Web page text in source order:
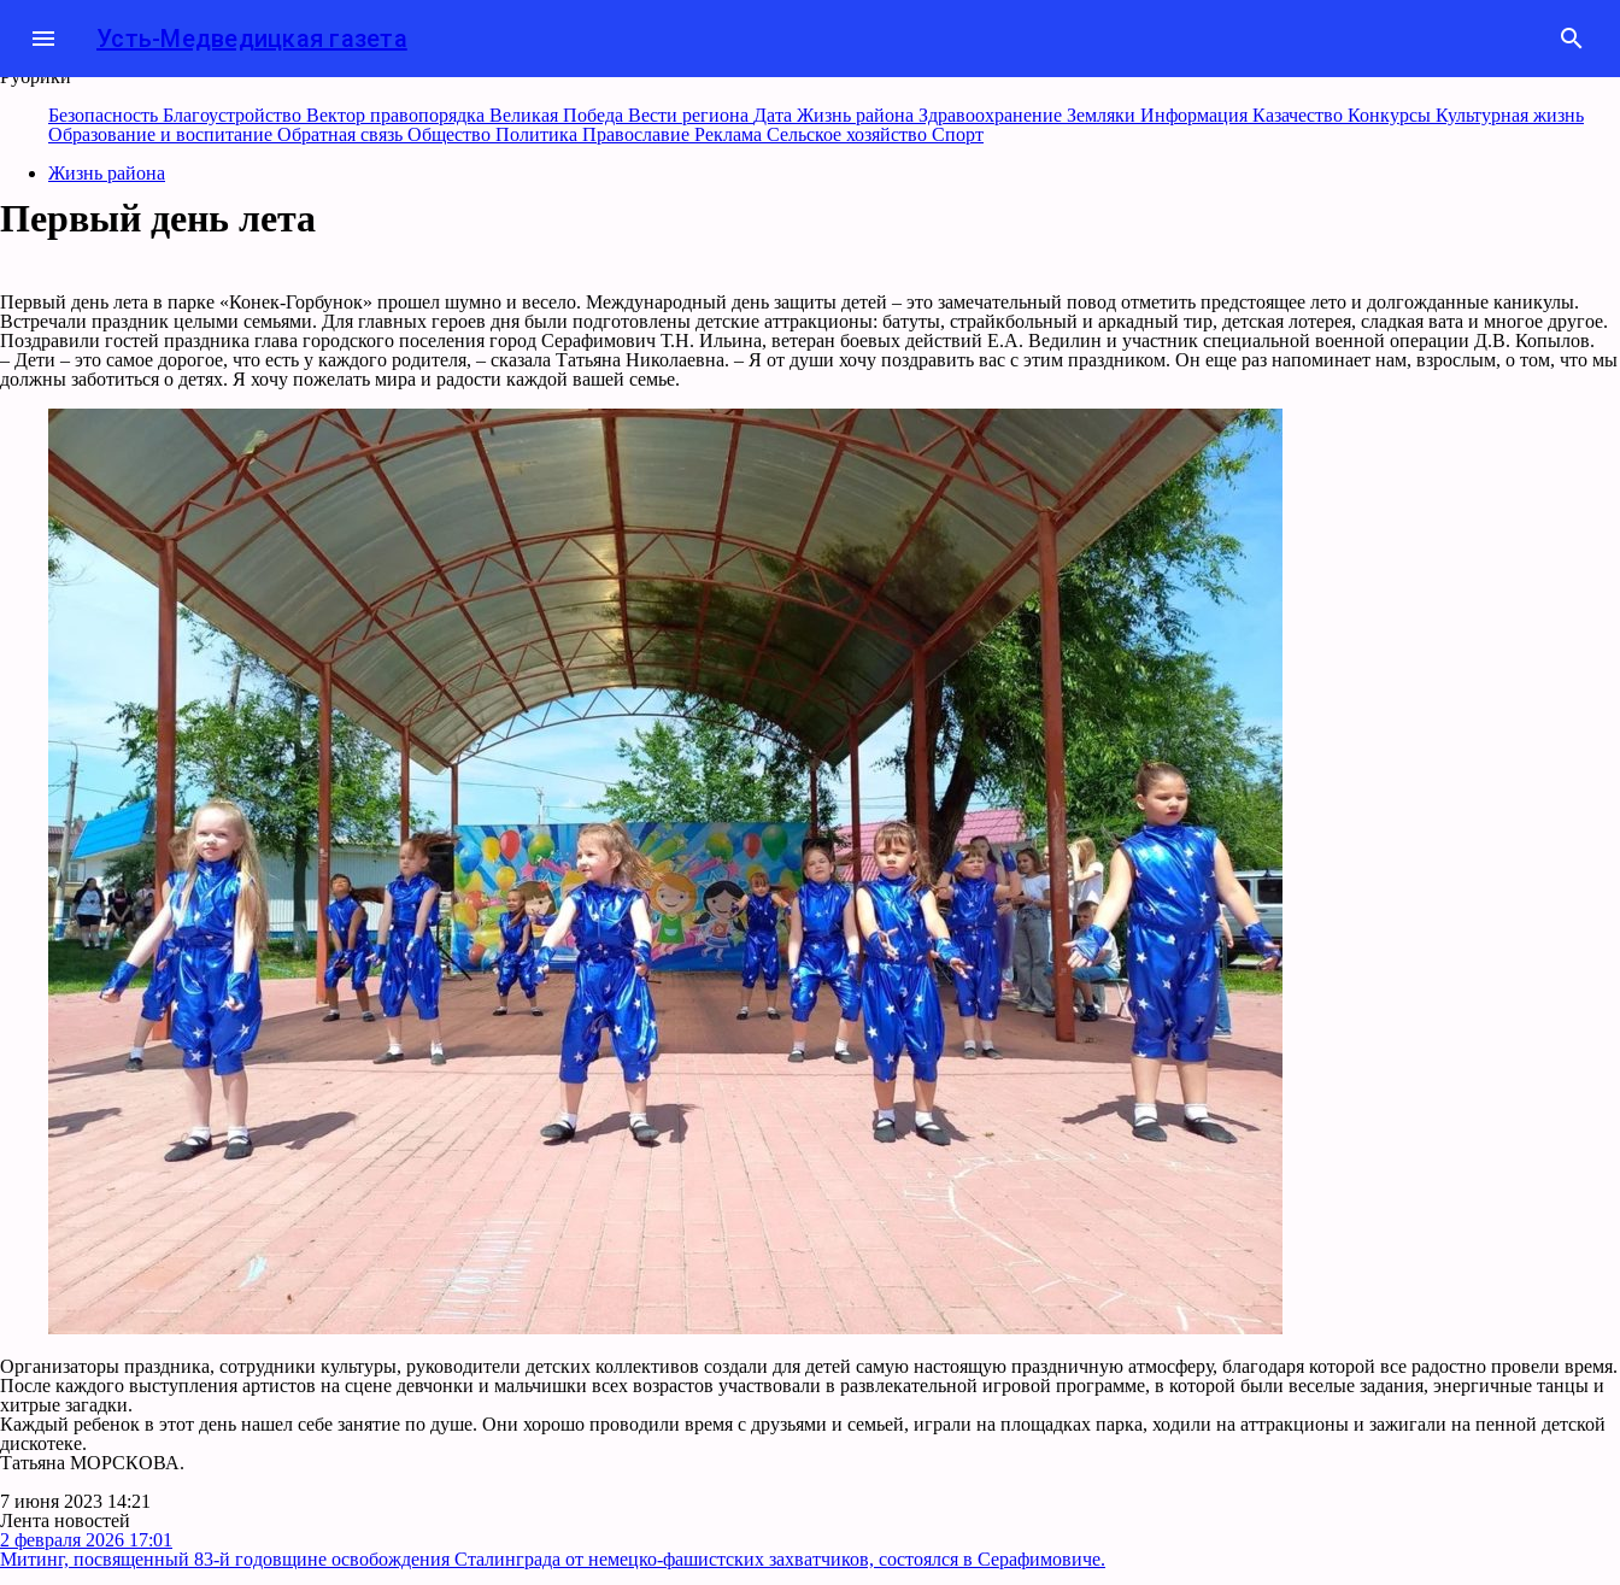
menu Усть-Медведицкая газета search
Рубрики
Безопасность Благоустройство Вектор правопорядка Великая Победа Вести региона Дата Жизнь района Здравоохранение Земляки Информация Казачество Конкурcы Культурная жизнь
Образование и воспитание Обратная связь Общество Политика Православие Реклама Сельское хозяйство Спорт
Жизнь района
Первый день лета
Первый день лета в парке «Конек-Горбунок» прошел шумно и весело. Международный день защиты детей – это замечательный повод отметить предстоящее лето и долгожданные каникулы.
Встречали праздник целыми семьями. Для главных героев дня были подготовлены детские аттракционы: батуты, страйкбольный и аркадный тир, детская лотерея, сладкая вата и многое другое.
Поздравили гостей праздника глава городского поселения город Серафимович Т.Н. Ильина, ветеран боевых действий Е.А. Ведилин и участник специальной военной операции Д.В. Копылов.
– Дети – это самое дорогое, что есть у каждого родителя, – сказала Татьяна Николаевна. – Я от души хочу поздравить вас с этим праздником. Он еще раз напоминает нам, взрослым, о том, что мы
должны заботиться о детях. Я хочу пожелать мира и радости каждой вашей семье.
Организаторы праздника, сотрудники культуры, руководители детских коллективов создали для детей самую настоящую праздничную атмосферу, благодаря которой все радостно провели время.
После каждого выступления артистов на сцене девчонки и мальчишки всех возрастов участвовали в развлекательной игровой программе, в которой были веселые задания, энергичные танцы и
хитрые загадки.
Каждый ребенок в этот день нашел себе занятие по душе. Они хорошо проводили время с друзьями и семьей, играли на площадках парка, ходили на аттракционы и зажигали на пенной детской
дискотеке.
Татьяна МОРСКОВА.
7 июня 2023 14:21
Лента новостей
2 февраля 2026 17:01
Митинг, посвященный 83-й годовщине освобождения Сталинграда от немецко-фашистских захватчиков, состоялся в Серафимовиче.